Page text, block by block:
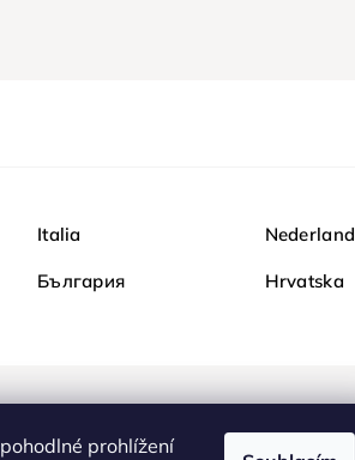
prohlížení
Italia Nederland
България Hrvatska
Nakupujte na Diamondi bezpečně a